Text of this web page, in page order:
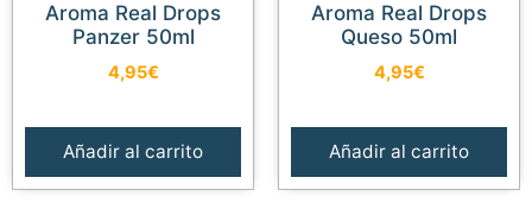
Aroma Real Drops
Panzer 50ml
4,95€
Añadir al carrito
Aroma Real Drops
Queso 50ml
4,95€
Añadir al carrito